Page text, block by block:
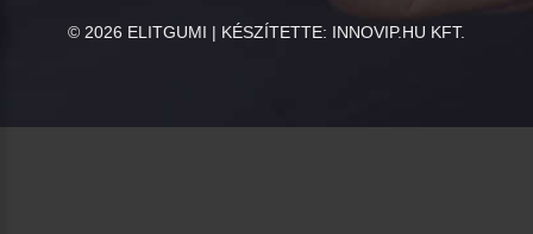
© 2026 ELITGUMI | KÉSZÍTETTE: INNOVIP.HU KFT.